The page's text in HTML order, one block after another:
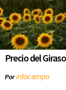
Precio del
Porinfocampo